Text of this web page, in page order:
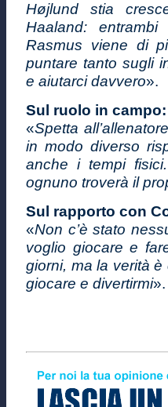
Højlund stia
Haaland:
Rasmus viene di
puntare tanto sugli
e aiutarci davvero».
Sul ruolo in campo:
«Spetta
in modo diverso
anche i tempi
ognuno troverà il
Sul rapporto con
«Non c’è stato
voglio giocare e
giorni, ma la verità
giocare e divertirmi».